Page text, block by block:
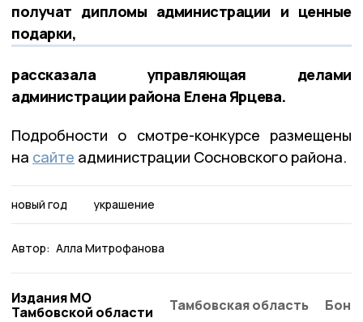
получат дипломы администрации и ценные
подарки,
рассказала управляющая делами
администрации района Елена Ярцева.
Подробности о смотре-конкурсе размещены
на сайте администрации Сосновского района.
новый год украшение
Автор: Алла Митрофанова
Издания МО
Тамбовской области
Тамбовская область